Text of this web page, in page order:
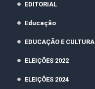
EDITORIAL
Educação
EDUCAÇÃO E CULTURA
ELEIÇÕES 2022
ELEIÇÕES 2024